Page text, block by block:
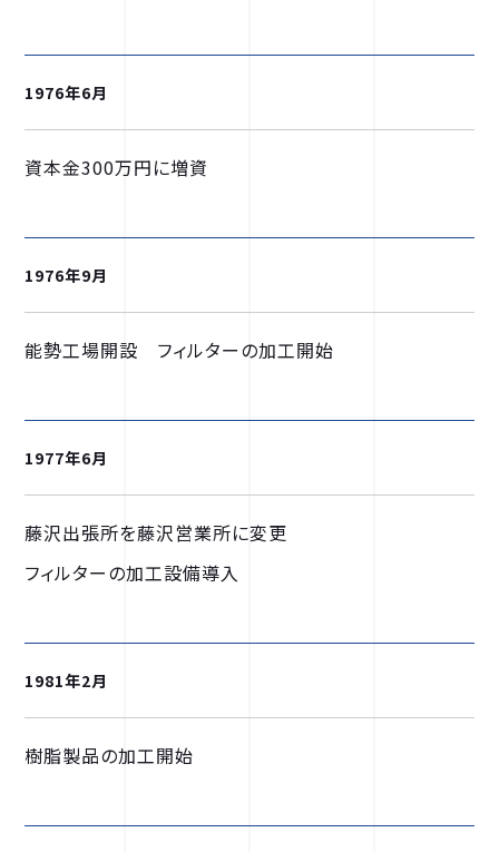
1976年6月
資本金300万円に増資
1976年9月
能勢工場開設 フィルターの加工開始
1977年6月
藤沢出張所を藤沢営業所に変更
フィルターの加工設備導入
1981年2月
樹脂製品の加工開始